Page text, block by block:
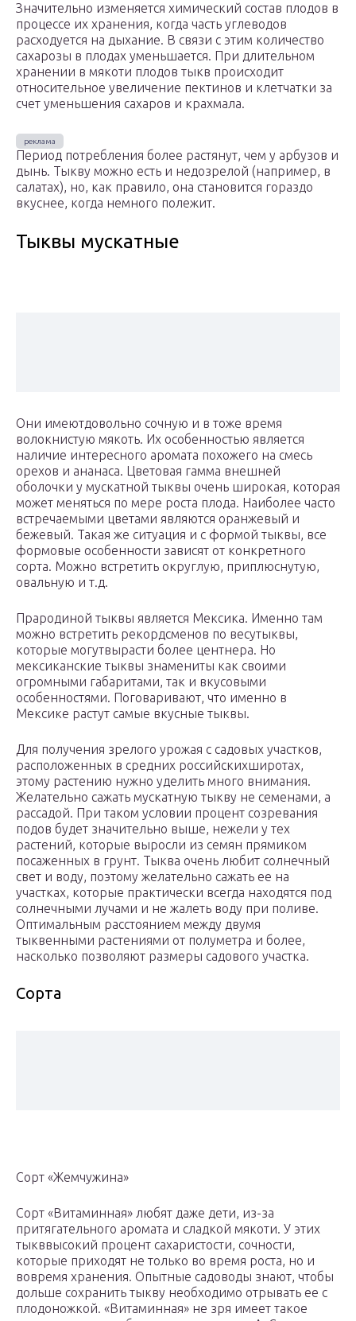
Значительно изменяется химический состав плодов в
процессе их хранения, когда часть углеводов
расходуется на дыхание. В связи с этим количество
сахарозы в плодах уменьшается. При длительном
хранении в мякоти плодов тыкв происходит
относительное увеличение пектинов и клетчатки за
счет уменьшения сахаров и крахмала.
Период потребления более растянут, чем у арбузов и
дынь. Тыкву можно есть и недозрелой (например, в
салатах), но, как правило, она становится гораздо
вкуснее, когда немного полежит.
Тыквы мускатные
Они имеютдовольно сочную и в тоже время
волокнистую мякоть. Их особенностью является
наличие интересного аромата похожего на смесь
орехов и ананаса. Цветовая гамма внешней
оболочки у мускатной тыквы очень широкая, которая
может меняться по мере роста плода. Наиболее часто
встречаемыми цветами являются оранжевый и
бежевый. Такая же ситуация и с формой тыквы, все
формовые особенности зависят от конкретного
сорта. Можно встретить округлую, приплюснутую,
овальную и т.д.
Прародиной тыквы является Мексика. Именно там
можно встретить рекордсменов по весутыквы,
которые могутвырасти более центнера. Но
мексиканские тыквы знамениты как своими
огромными габаритами, так и вкусовыми
особенностями. Поговаривают, что именно в
Мексике растут самые вкусные тыквы.
Для получения зрелого урожая с садовых участков,
расположенных в средних российскихширотах,
этому растению нужно уделить много внимания.
Желательно сажать мускатную тыкву не семенами, а
рассадой. При таком условии процент созревания
подов будет значительно выше, нежели у тех
растений, которые выросли из семян прямиком
посаженных в грунт. Тыква очень любит солнечный
свет и воду, поэтому желательно сажать ее на
участках, которые практически всегда находятся под
солнечными лучами и не жалеть воду при поливе.
Оптимальным расстоянием между двумя
тыквенными растениями от полуметра и более,
насколько позволяют размеры садового участка.
Сорта
Сорт «Жемчужина»
Сорт «Витаминная» любят даже дети, из-за
притягательного аромата и сладкой мякоти. У этих
тыкввысокий процент сахаристости, сочности,
которые приходят не только во время роста, но и
вовремя хранения. Опытные садоводы знают, чтобы
дольше сохранить тыкву необходимо отрывать ее с
плодоножкой. «Витаминная» не зря имеет такое